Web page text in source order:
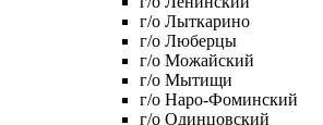
г/о Лыткарино
г/о Люберцы
г/о Можайский
г/о Мытищи
г/о Наро-Фоминский
г/о Одинцовский